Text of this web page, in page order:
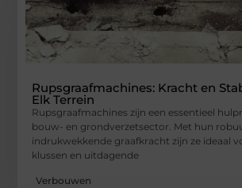
Rupsgraafmachines: Kracht en
Elk Terrein
Rupsgraafmachines zijn een essentieel
bouw- en grondverzetsector. Met hun
indrukwekkende graafkracht zijn ze ideaal
klussen en uitdagende
Verbouwen